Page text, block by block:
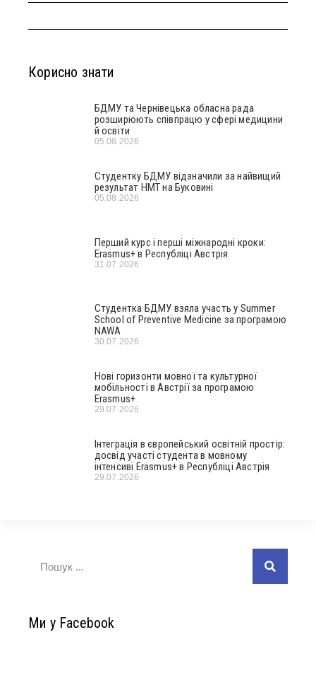
Корисно знати
БДМУ та Чернівецька обласна рада
розширюють співпрацю у сфері медицини
й освіти
05.08.2026
Студентку БДМУ відзначили за найвищий
результат НМТ на Буковині
05.08.2026
Перший курс і перші міжнародні кроки:
Erasmus+ в Республіці Австрія
31.07.2026
Студентка БДМУ взяла участь у Summer
School of Preventive Medicine за програмою
NAWA
30.07.2026
Нові горизонти мовної та культурної
мобільності в Австрії за програмою
Erasmus+
29.07.2026
Інтеграція в європейський освітній простір:
досвід участі студента в мовному
інтенсиві Erasmus+ в Республіці Австрія
29.07.2026
Ми у Facebook